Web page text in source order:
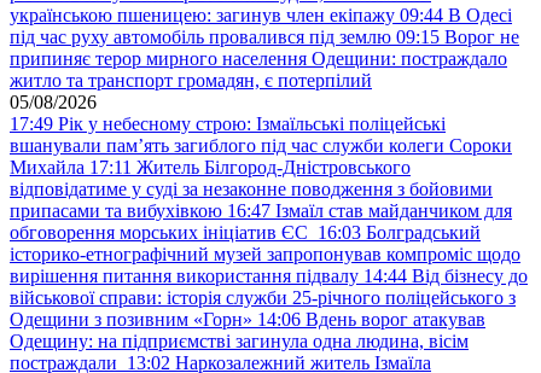
українською пшеницею: загинув член екіпажу 09:44 В Одесі
під час руху автомобіль провалився під землю 09:15 Ворог не
припиняє терор мирного населення Одещини: постраждало
житло та транспорт громадян, є потерпілий
05/08/2026
17:49 Рік у небесному строю: Ізмаїльські поліцейські
вшанували пам’ять загиблого під час служби колеги Сороки
Михайла 17:11 Житель Білгород-Дністровського
відповідатиме у суді за незаконне поводження з бойовими
припасами та вибухівкою 16:47 Ізмаїл став майданчиком для
обговорення морських ініціатив ЄС 16:03 Болградський
історико-етнографічний музей запропонував компроміс щодо
вирішення питання використання підвалу 14:44 Від бізнесу до
військової справи: історія служби 25-річного поліцейського з
Одещини з позивним «Горн» 14:06 Вдень ворог атакував
Одещину: на підприємстві загинула одна людина, вісім
постраждали 13:02 Наркозалежний житель Ізмаїла